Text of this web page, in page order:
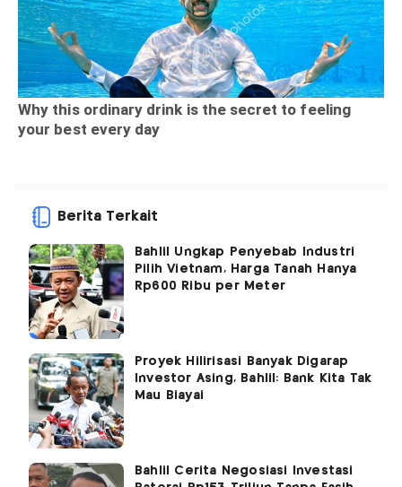
Berita Terkait
Bahlil Ungkap Penyebab Industri
Pilih Vietnam, Harga Tanah Hanya
Rp600 Ribu per Meter
Proyek Hilirisasi Banyak Digarap
Investor Asing, Bahlil: Bank Kita Tak
Mau Biayai
Bahlil Cerita Negosiasi Investasi